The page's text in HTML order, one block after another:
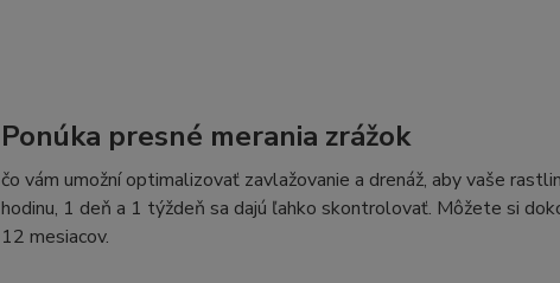
Ponúka presné merania zrážok
čo vám umožní optimalizovať zavlažovanie a drenáž, aby vaše
hodinu, 1 deň a 1 týždeň sa dajú ľahko skontrolovať. Môžete si
12 mesiacov.